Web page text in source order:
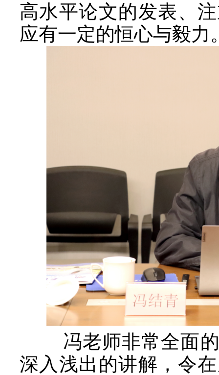
高水平论文的发表、
应有一定的恒心与毅力
冯老师非常全面的
深入浅出的讲解，令